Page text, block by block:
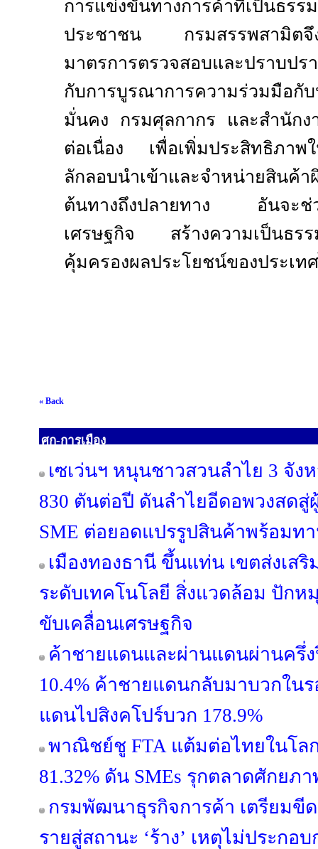
การแข่งขันทางการค้าที่เป็
ประชาชน กรมสรรพสามิตจึง
มาตรการตรวจสอบและปราบป
กับการบูรณาการความร่วมมือกั
มั่นคง กรมศุลกากร และสำนักง
ต่อเนื่อง เพื่อเพิ่มประสิทธิภาพ
ลักลอบนำเข้าและจำหน่ายสินค้
ต้นทางถึงปลายทาง อันจะช่ว
เศรษฐกิจ สร้างความเป็นธ
คุ้มครองผลประโยชน์ของประเท
« Back
ศก-การเมือง
เซเว่นฯ หนุนชาวสวนลำไย 3 จัง
830 ตันต่อปี ดันลำไยอีดอพวงสด
SME ต่อยอดแปรรูปสินค้าพร้อมท
เมืองทองธานี ขึ้นแท่น เขตส่งเสริ
ระดับเทคโนโลยี สิ่งแวดล้อม ปักห
ขับเคลื่อนเศรษฐกิจ
ค้าชายแดนและผ่านแดนผ่านครึ่ง
10.4% ค้าชายแดนกลับมาบวกใน
แดนไปสิงคโปร์บวก 178.9%
พาณิชย์ชู FTA แต้มต่อไทยในโล
81.32% ดัน SMEs รุกตลาดศักยภ
กรมพัฒนาธุรกิจการค้า เตรียม
รายสู่สถานะ ‘ร้าง’ เหตุไม่ประกอ